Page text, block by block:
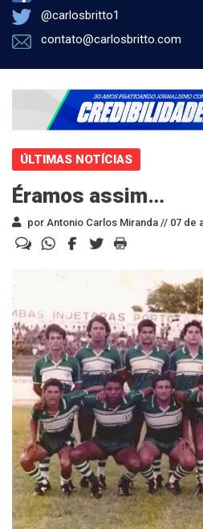
@carlosbritto1
contato@carlosbritto.com
ÚLTIMAS NOTÍCIAS
Éramos assim…
por Antonio Carlos Miranda // 07 de